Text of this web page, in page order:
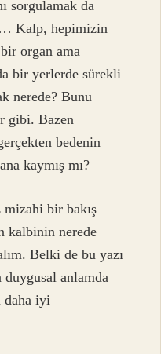
sorgulamak da
Kalp, hepimizin
organ ama
bir yerlerde sürekli
nerede? Bunu
gibi. Bazen
bedenin
kaymış mı?
bir bakış
kalbinin nerede
Belki de bu yazı
anlamda
daha iyi